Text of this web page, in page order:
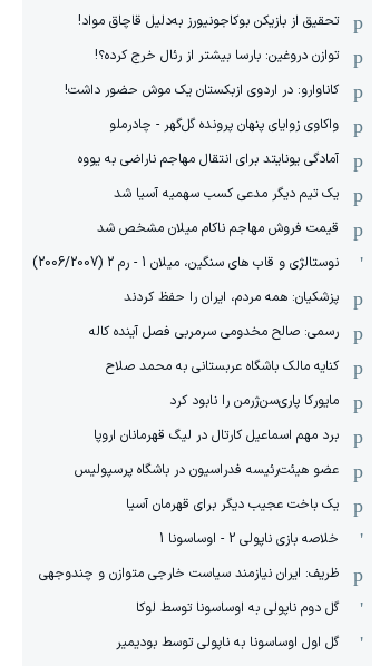
تحقیق از بازیکن بوکاجونیورز به‌دلیل قاچاق مواد!
توازن دروغین: بارسا بیشتر از رئال خرج کرده؟!
کاناوارو: در اردوی ازبکستان یک موش حضور داشت!
واکاوی زوایای پنهان پرونده گل‌گهر - چادرملو
آمادگی یونایتد برای انتقال مهاجم ناراضی به یووه
یک تیم دیگر مدعی کسب سهمیه آسیا شد
قیمت فروش مهاجم ناکام میلان مشخص شد
نوستالژی و قاب های سنگین، میلان 1 - رم 2 (2006/2007)
پزشکیان: همه مردم، ایران را حفظ کردند
رسمی: صالح مخدومی سرمربی فصل آینده کاله
کنایه مالک باشگاه عربستانی به محمد صلاح
مایورکا پاری‌سن‌ژرمن را نابود کرد
برد مهم اسماعیل کارتال در لیگ قهرمانان اروپا
عضو هیئت‌رئیسه فدراسیون در باشگاه پرسپولیس
یک باخت عجیب دیگر برای قهرمان آسیا
خلاصه بازی ناپولی 2 - اوساسونا 1
ظریف: ایران نیازمند سیاست خارجی متوازن و چندوجهی
گل دوم ناپولی به اوساسونا توسط لوکا
گل اول اوساسونا به ناپولی توسط بودیمیر